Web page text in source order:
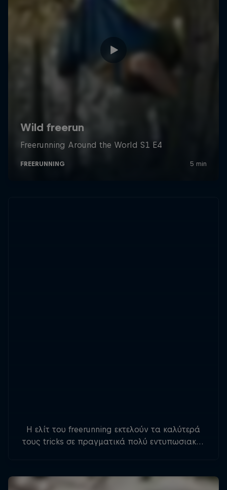
Η ελίτ του freerunning εκτελούν τα καλύτερά
τους tricks σε πραγματικά πολύ εντυπωσιακές